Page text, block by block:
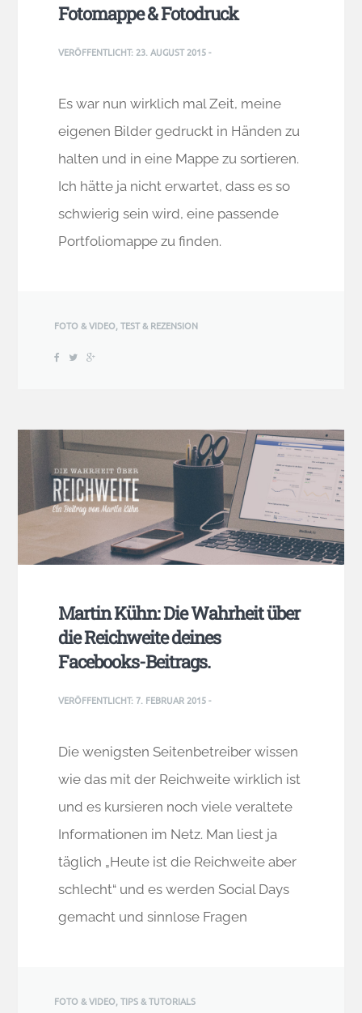
Fotomappe & Fotodruck
VERÖFFENTLICHT: 23. AUGUST 2015-
Es war nun wirklich mal Zeit, meine
eigenen Bilder gedruckt in Händen zu
halten und in eine Mappe zu sortieren.
Ich hätte ja nicht erwartet, dass es so
schwierig sein wird, eine passende
Portfoliomappe zu finden.
FOTO & VIDEO,TEST & REZENSION
Martin Kühn: Die Wahrheit über
die Reichweite deines
Facebooks-Beitrags.
VERÖFFENTLICHT:7. FEBRUAR 2015-
Die wenigsten Seitenbetreiber wissen
wie das mit der Reichweite wirklich ist
und es kursieren noch viele veraltete
Informationen im Netz. Man liest ja
täglich „Heute ist die Reichweite aber
schlecht“ und es werden Social Days
gemacht und sinnlose Fragen
FOTO & VIDEO,TIPS & TUTORIALS